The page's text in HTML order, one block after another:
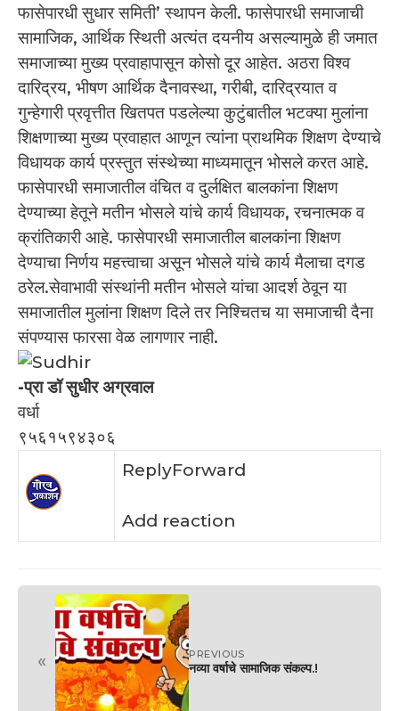
फासेपारधी सुधार समिती’ स्थापन केली. फासेपारधी समाजाची
सामाजिक, आर्थिक स्थिती अत्यंत दयनीय असल्यामुळे ही जमात
समाजाच्या मुख्य प्रवाहापासून कोसो दूर आहेत. अठरा विश्व
दारिद्रय, भीषण आर्थिक दैनावस्था, गरीबी, दारिद्रयात व
गुन्हेगारी प्रवृत्तीत खितपत पडलेल्या कुटुंबातील भटक्या मुलांना
शिक्षणाच्या मुख्य प्रवाहात आणून त्यांना प्राथमिक शिक्षण देण्याचे
विधायक कार्य प्रस्तुत संस्थेच्या माध्यमातून भोसले करत आहे.
फासेपारधी समाजातील वंचित व दुर्लक्षित बालकांना शिक्षण
देण्याच्या हेतूने मतीन भोसले यांचे कार्य विधायक, रचनात्मक व
क्रांतिकारी आहे. फासेपारधी समाजातील बालकांना शिक्षण
देण्याचा निर्णय महत्त्वाचा असून भोसले यांचे कार्य मैलाचा दगड
ठरेल.सेवाभावी संस्थांनी मतीन भोसले यांचा आदर्श ठेवून या
समाजातील मुलांना शिक्षण दिले तर निश्चितच या समाजाची दैना
संपण्यास फारसा वेळ लागणार नाही.
-प्रा डॉ सुधीर अग्रवाल
वर्धा
९५६१५९४३०६
ReplyForward
Add reaction
« PREVIOUS
नव्या वर्षाचे सामाजिक संकल्प.!